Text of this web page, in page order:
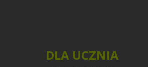
DLA UCZNIA